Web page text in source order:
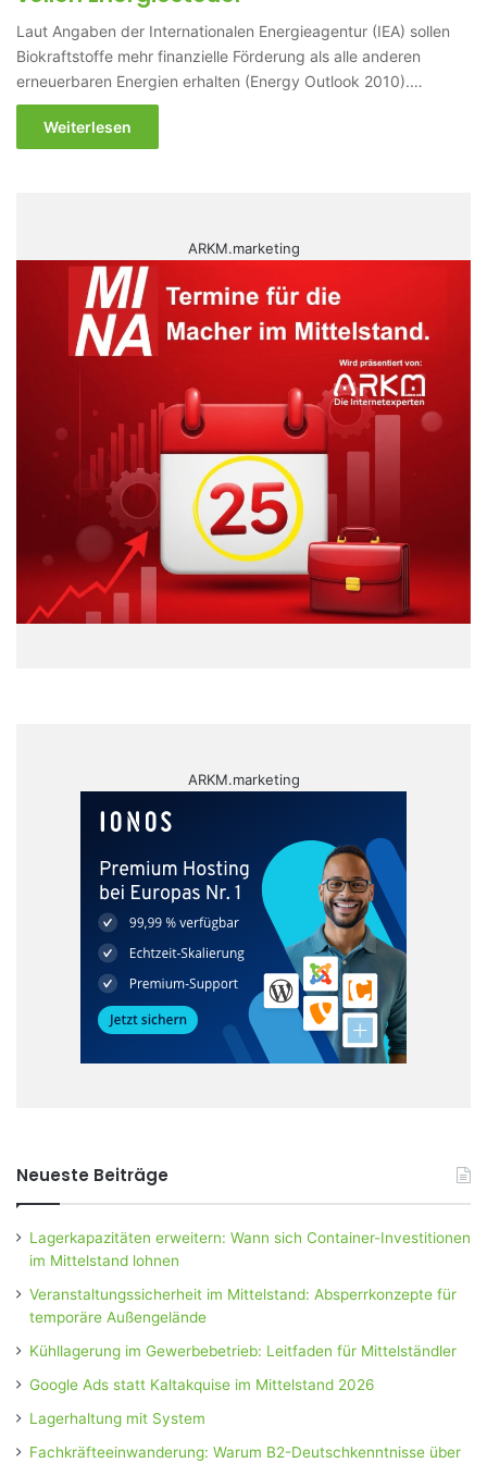
Laut Angaben der Internationalen Energieagentur (IEA) sollen
Biokraftstoffe mehr finanzielle Förderung als alle anderen
erneuerbaren Energien erhalten (Energy Outlook 2010).…
Weiterlesen
ARKM.marketing
ARKM.marketing
Neueste Beiträge
Lagerkapazitäten erweitern: Wann sich Container-Investitionen
im Mittelstand lohnen
Veranstaltungssicherheit im Mittelstand: Absperrkonzepte für
temporäre Außengelände
Kühllagerung im Gewerbebetrieb: Leitfaden für Mittelständler
Google Ads statt Kaltakquise im Mittelstand 2026
Lagerhaltung mit System
Fachkräfteeinwanderung: Warum B2-Deutschkenntnisse über